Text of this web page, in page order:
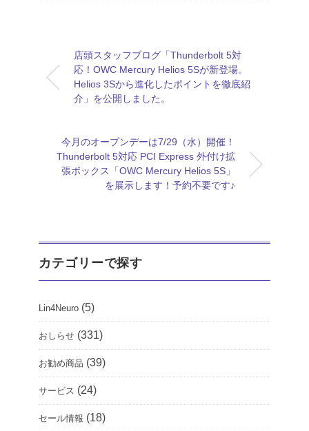
店頭スタッフブログ「Thunderbolt 5対
応！OWC Mercury Helios 5Sが新登場。
Helios 3Sから進化したポイントを徹底紹
介」を公開しました。
今月のオープンデーは7/29（水）開催！
Thunderbolt 5対応 PCI Express 外付け拡
張ボックス「OWC Mercury Helios 5S」
を展示します！予約不要です♪
カテゴリーで探す
Lin4Neuro (5)
おしらせ (331)
お勧め商品 (39)
サービス (24)
セール情報 (18)